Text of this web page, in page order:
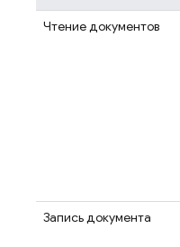
Чтение документов
Запись документа